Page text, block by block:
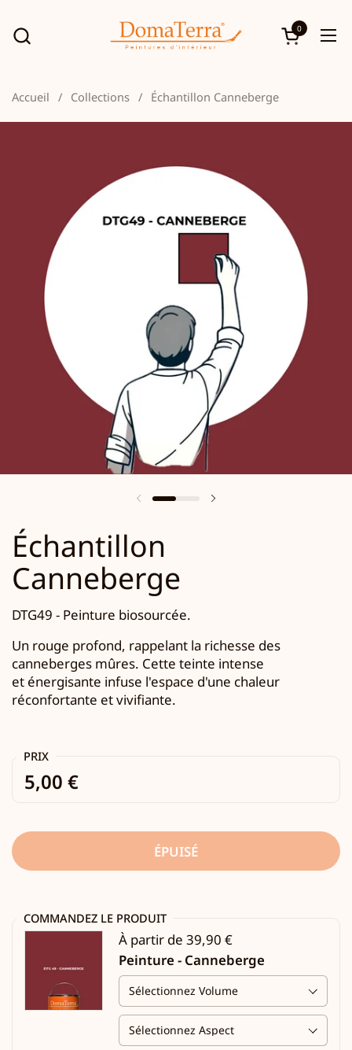
Ouvrir le
0
Accueil / Collections / Échantillon Canneberge
Échantillon
Canneberge
DTG49 - Peinture biosourcée.
Un rouge profond, rappelant la richesse des
canneberges mûres. Cette teinte intense
et énergisante infuse l'espace d'une chaleur
réconfortante et vivifiante.
PRIX
5,00 €
ÉPUISÉ
COMMANDEZ LE PRODUIT
À partir de 39,90 €
Peinture - Canneberge